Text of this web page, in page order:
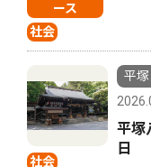
ース
社会
社会
平
平塚
日